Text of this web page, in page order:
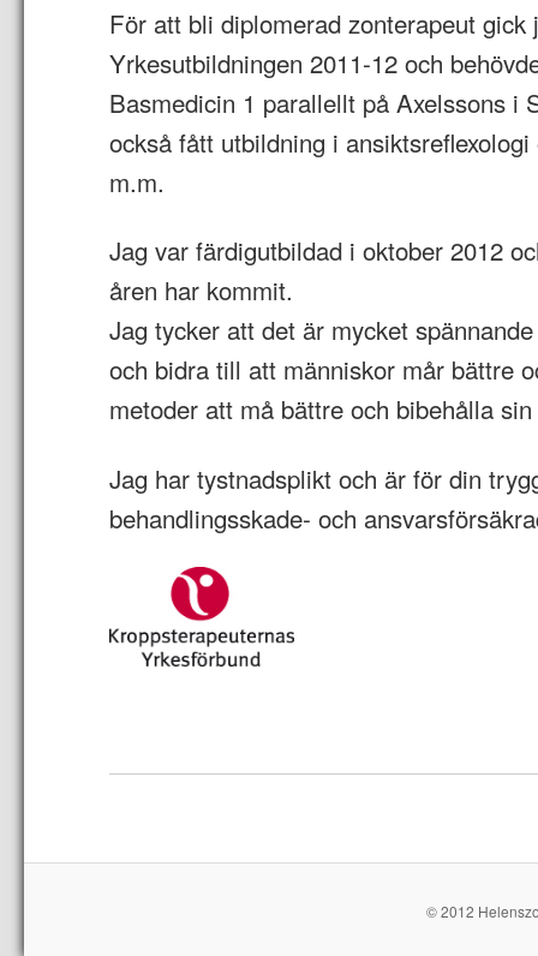
För att bli diplomerad zonterapeut gick
Yrkesutbildningen 2011-12 och
Basmedicin 1 parallellt på Axelssons i
också fått utbildning i
m.m.
Jag var färdigutbildad i oktober 2012
åren har kommit.
Jag tycker att det är mycket
och bidra till att människor mår bättre
metoder att må bättre och bibehålla
Jag har tystnadsplikt och är för din
behandlingsskade- och
© 2012